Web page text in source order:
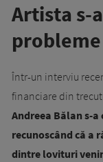
Artista s-
Într-un interviu
financiare din
Andreea Bălan s-
recunoscând că a
dintre lovituri